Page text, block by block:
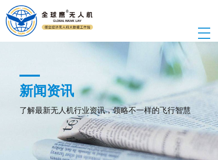
新闻资讯
了解最新无人机行业资讯，领略不一样的飞行智慧